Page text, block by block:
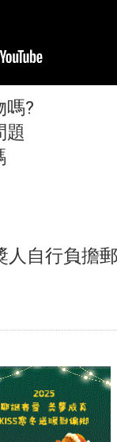
嗎?
題
人自行負擔